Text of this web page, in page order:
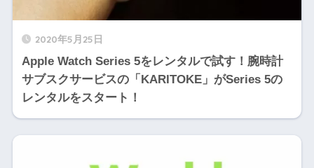
2020年5月25日
Apple Watch Series 5をレンタルで試す！腕時計
サブスクサービスの「KARITOKE」がSeries 5の
レンタルをスタート！